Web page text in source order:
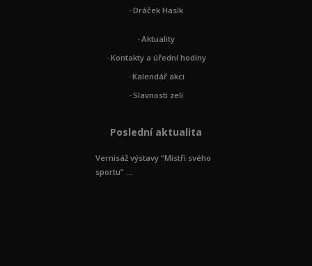
Dráček Hasík
Aktuality
Kontakty a úřední hodiny
Kalendář akcí
Slavnosti zelí
Poslední aktualita
Vernisáž výstavy “Mistři svého
sportu” ...